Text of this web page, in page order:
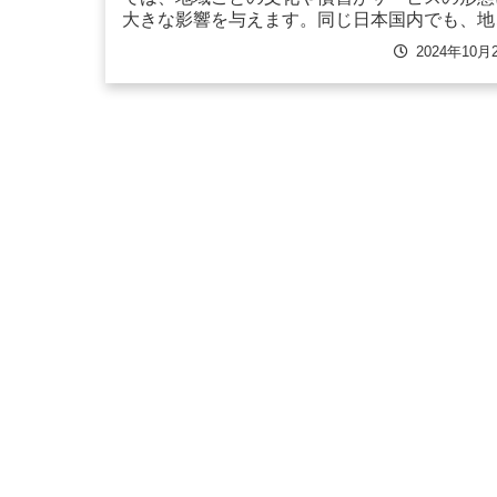
大きな影響を与えます。同じ日本国内でも、地
によって葬儀の進行や儀式の意味合いは異な
それに合わせたサービスやプランの提供が求め
れます。そのため、...
2024年10月